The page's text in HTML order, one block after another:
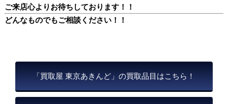
ご来店心よりお待ちしております！！
どんなものでもご相談ください！！
「買取屋 東京あきんど」の買取品目はこちら！